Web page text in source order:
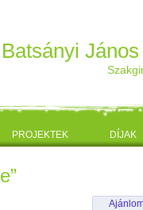
PROJEKTEK DÍJAK